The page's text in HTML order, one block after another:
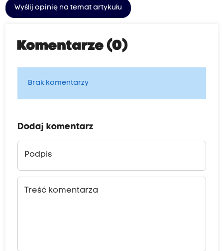
Wyślij opinię na temat artykułu
Komentarze (0)
Brak komentarzy
Dodaj komentarz
Podpis
Treść komentarza